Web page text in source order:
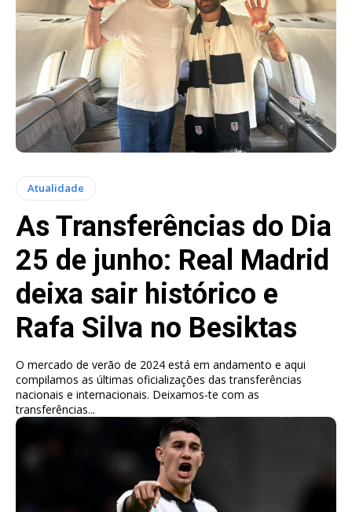
Atualidade
As Transferências do Dia
25 de junho: Real Madrid
deixa sair histórico e
Rafa Silva no Besiktas
O mercado de verão de 2024 está em andamento e aqui
compilamos as últimas oficializações das transferências
nacionais e internacionais. Deixamos-te com as
transferências...